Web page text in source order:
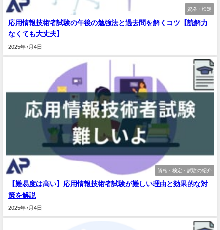
資格・検定
応用情報技術者試験の午後の勉強法と過去問を解くコツ【読解力
なくても大丈夫】
2025年7月4日
資格・検定・試験の紹介
【難易度は高い】応用情報技術者試験が難しい理由と効果的な対
策を解説
2025年7月4日